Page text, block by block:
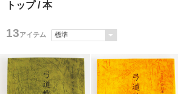
トップ/ 本
13アイテム